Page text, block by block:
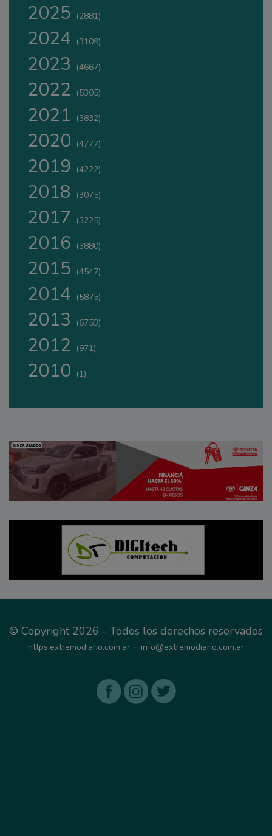
2025 (2881)
2024 (3109)
2023 (4667)
2022 (5305)
2021 (3832)
2020 (4777)
2019 (4222)
2018 (3075)
2017 (3225)
2016 (3880)
2015 (4547)
2014 (5875)
2013 (6753)
2012 (971)
2010 (1)
© Copyright 2026 - Todos los derechos reservados
https:extremodiario.com.ar - info@extremodiario.com.ar